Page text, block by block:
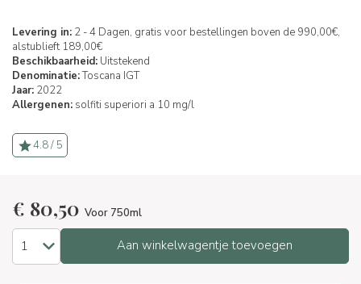
Levering in: 2 - 4 Dagen, gratis voor bestellingen boven de 990,00€,
alstublieft 189,00€
Beschikbaarheid: Uitstekend
Denominatie:Toscana IGT
Jaar: 2022
Allergenen: solfiti superiori a 10 mg/l
4.8 / 5
€ 80,50 Voor 750ml
Aan winkelwagentje toevoegen